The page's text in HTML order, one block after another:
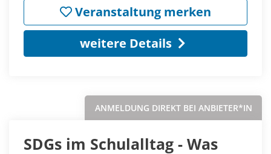
Veranstaltung merken
weitere Details
ANMELDUNG DIREKT BEI ANBIETER*IN
SDGs im Schulalltag - Was